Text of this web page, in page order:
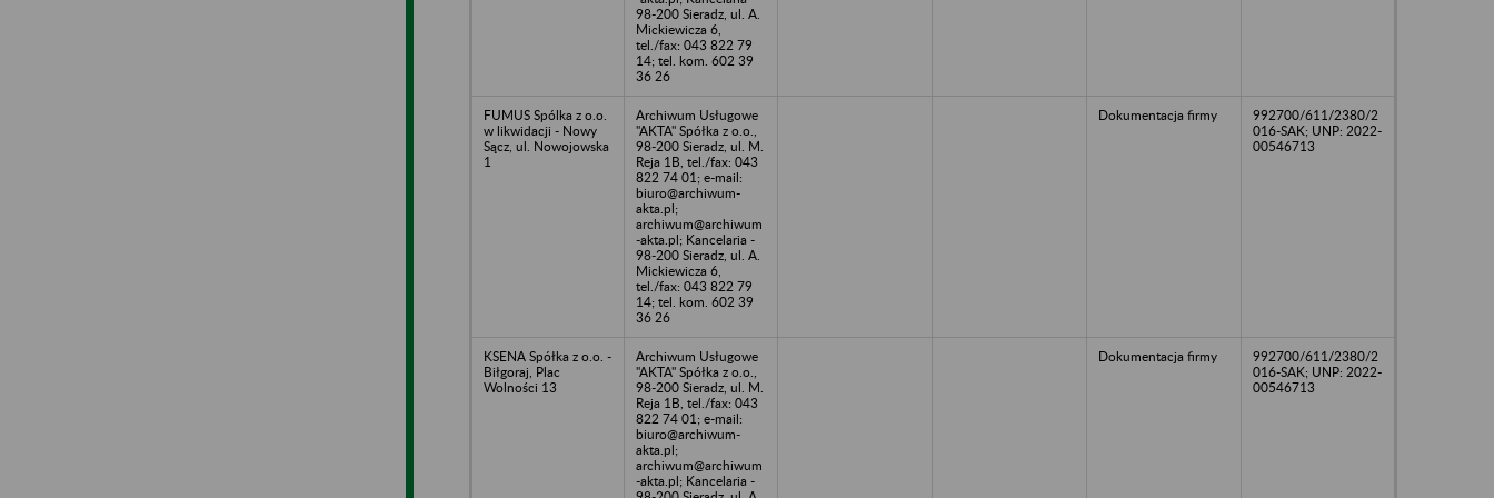
98-200 Sieradz, ul. A.
Mickiewicza 6,
tel./fax: 043 822 79
14; tel. kom. 602 39
36 26
FUMUS Spólka z o.o.
w likwidacji - Nowy
Sącz, ul. Nowojowska
1
Archiwum Usługowe
"AKTA" Spółka z o.o.,
98-200 Sieradz, ul. M.
Reja 1B, tel./fax: 043
822 74 01; e-mail:
biuro@archiwum-
akta.pl;
archiwum@archiwum
-akta.pl; Kancelaria -
98-200 Sieradz, ul. A.
Mickiewicza 6,
tel./fax: 043 822 79
14; tel. kom. 602 39
36 26
Dokumentacja firmy
992700/611/2380/2
016-SAK; UNP: 2022-
00546713
KSENA Spółka z o.o. -
Biłgoraj, Plac
Wolności 13
Archiwum Usługowe
"AKTA" Spółka z o.o.,
98-200 Sieradz, ul. M.
Reja 1B, tel./fax: 043
822 74 01; e-mail:
biuro@archiwum-
akta.pl;
archiwum@archiwum
-akta.pl; Kancelaria -
Dokumentacja firmy
992700/611/2380/2
016-SAK; UNP: 2022-
00546713